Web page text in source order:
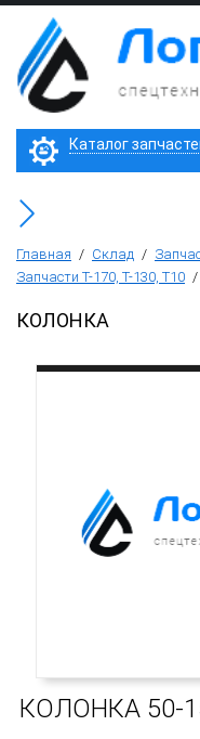
Бульдозер Б11
Каталог
Главная / Склад /
Запчасти Т-170, Т-130, Т10 /
КОЛОНКА
КОЛОНКА50-
Запчасти
технике
ЧТЗ
Машины
Горячее
предложение